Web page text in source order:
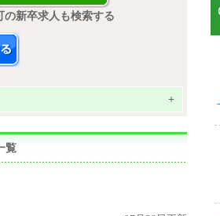
の新卒求人も検索する
+
覧